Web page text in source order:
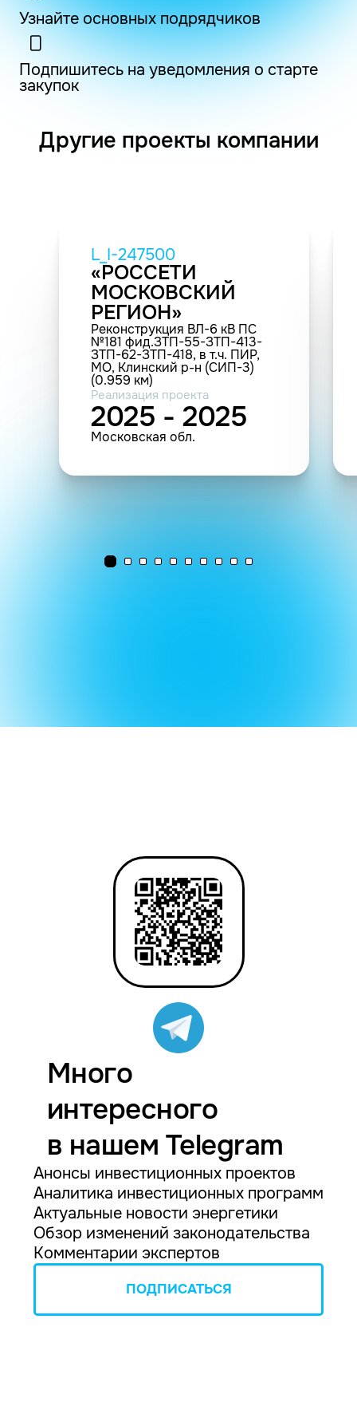
Узнайте основных подрядчиков
Подпишитесь на уведомления о старте
закупок
Другие проекты компании
L_I-247500
«РОССЕТИ
МОСКОВСКИЙ
РЕГИОН»
Реконструкция ВЛ-6 кВ ПС
№181 фид.ЗТП-55-ЗТП-413-
ЗТП-62-ЗТП-418, в т.ч. ПИР,
МО, Клинский р-н (СИП-3)
(0.959 км)
Реализация проекта
2025 - 2025
Московская обл.
Много
интересного
в нашем Telegram
Анонсы инвестиционных проектов
Аналитика инвестиционных программ
Актуальные новости энергетики
Обзор изменений законодательства
Комментарии экспертов
ПОДПИСАТЬСЯ